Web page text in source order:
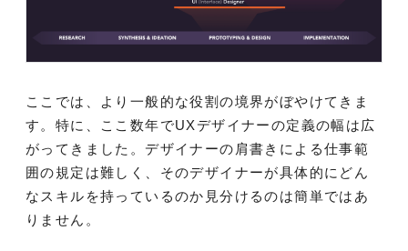
ここでは、より一般的な役割の境界がぼやけてきま
す。特に、ここ数年でUXデザイナーの定義の幅は広
がってきました。デザイナーの肩書きによる仕事範
囲の規定は難しく、そのデザイナーが具体的にどん
なスキルを持っているのか見分けるのは簡単ではあ
りません。